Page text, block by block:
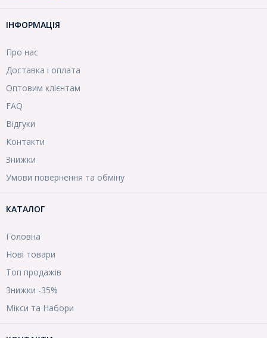
ІНФОРМАЦІЯ
Про нас
Доставка і оплата
Оптовим клієнтам
FAQ
Відгуки
Контакти
Знижки
Умови повернення та обміну
КАТАЛОГ
Головна
Нові товари
Топ продажів
Знижки -35%
Мікси та Набори